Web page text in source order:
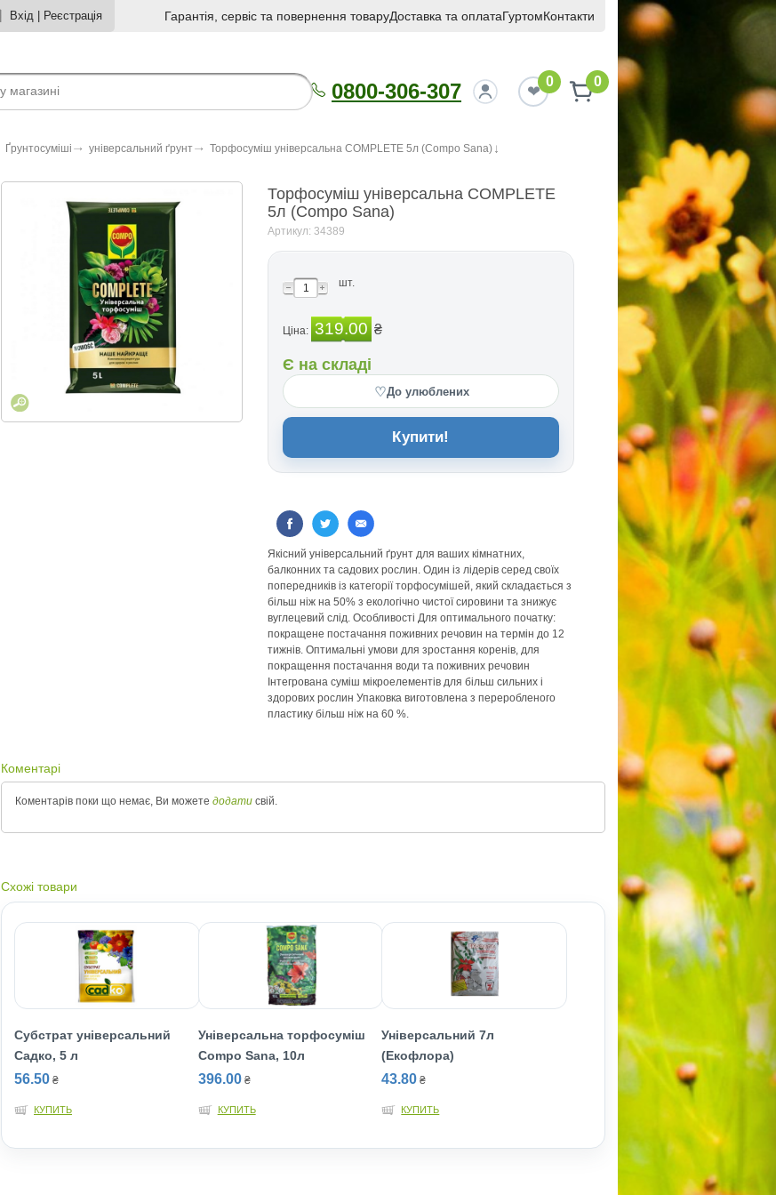
Вхід Реєстрація Гарантія, сервіс та повернення товаруДоставка та оплатаГуртомКонтакти
0800-306-307 0 0
Ґрунтосуміші універсальний ґрунт Торфосуміш універсальна COMPLETE 5л (Compo Sana)
Торфосуміш універсальна COMPLETE
5л (Compo Sana)
Артикул: 34389
шт.
Ціна: 319.00 ₴
Є на складі
♡До улюблених
Купити!
Якісний універсальний ґрунт для ваших кімнатних,
балконних та садових рослин. Один із лідерів серед своїх
попередників із категорії торфосумішей, який складається з
більш ніж на 50% з екологічно чистої сировини та знижує
вуглецевий слід. Особливості Для оптимального початку:
покращене постачання поживних речовин на термін до 12
тижнів. Оптимальні умови для зростання коренів, для
покращення постачання води та поживних речовин
Інтегрована суміш мікроелементів для більш сильних і
здорових рослин Упаковка виготовлена з переробленого
пластику більш ніж на 60 %.
Коментарі
Коментарів поки що немає, Ви можете додати свій.
Схожі товари
Субстрат універсальний
Садко, 5 л
56.50 ₴
КУПИТЬ
Універсальна торфосуміш
Compo Sana, 10л
396.00 ₴
КУПИТЬ
Універсальний 7л
(Екофлора)
43.80 ₴
КУПИТЬ